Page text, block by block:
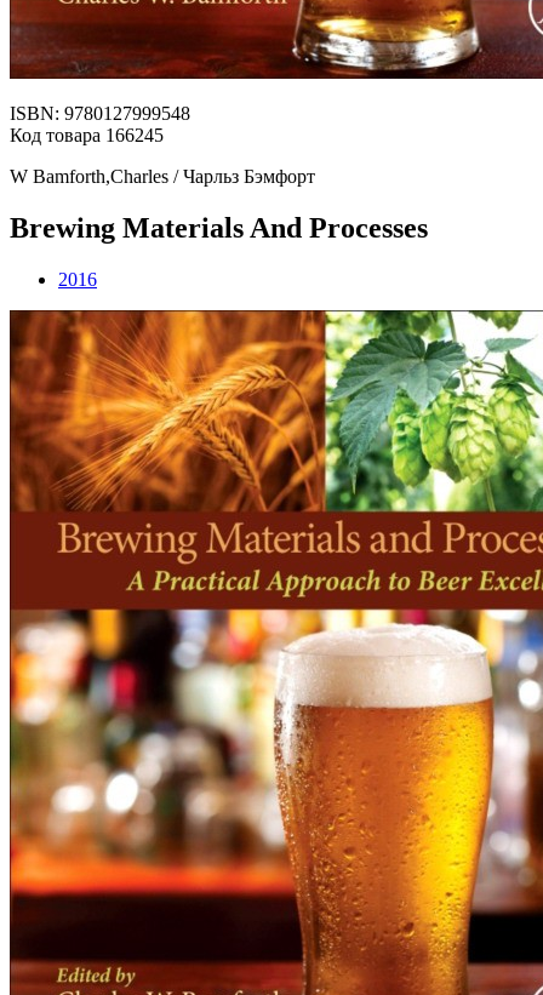
ISBN: 9780127999548
Код товара 166245
W Bamforth,Charles / Чарльз Бэмфорт
Brewing Materials And Processes
2016